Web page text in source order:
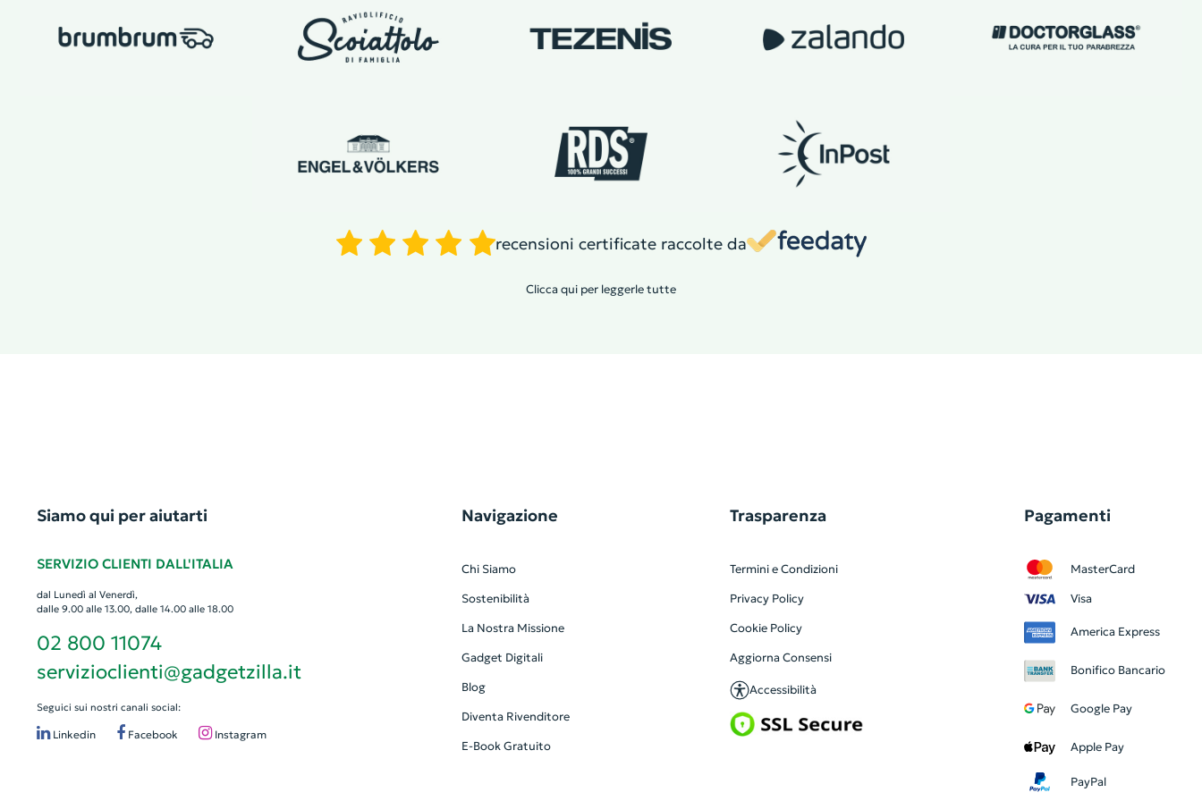
recensioni certificate raccolte da
Clicca qui per leggerle tutte
Siamo qui per aiutarti
SERVIZIO CLIENTI DALL'ITALIA
dal Lunedì al Venerdì,
dalle 9.00 alle 13.00, dalle 14.00 alle 18.00
02 800 11074
servizioclienti@gadgetzilla.it
Seguici sui nostri canali social:
Linkedin Facebook Instagram
Navigazione
Chi Siamo
Sostenibilità
La Nostra Missione
Gadget Digitali
Blog
Diventa Rivenditore
E-Book Gratuito
Trasparenza
Termini e Condizioni
Privacy Policy
Cookie Policy
Aggiorna Consensi
Accessibilità
Pagamenti
MasterCard
Visa
America Express
Bonifico Bancario
Google Pay
Apple Pay
PayPal